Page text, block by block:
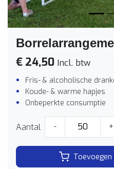
€ 24,50 Incl. btw
Fris- & alcoholische
Koude- & warme hapjes
Onbeperkte consumptie
Aantal - +
Toevoegen